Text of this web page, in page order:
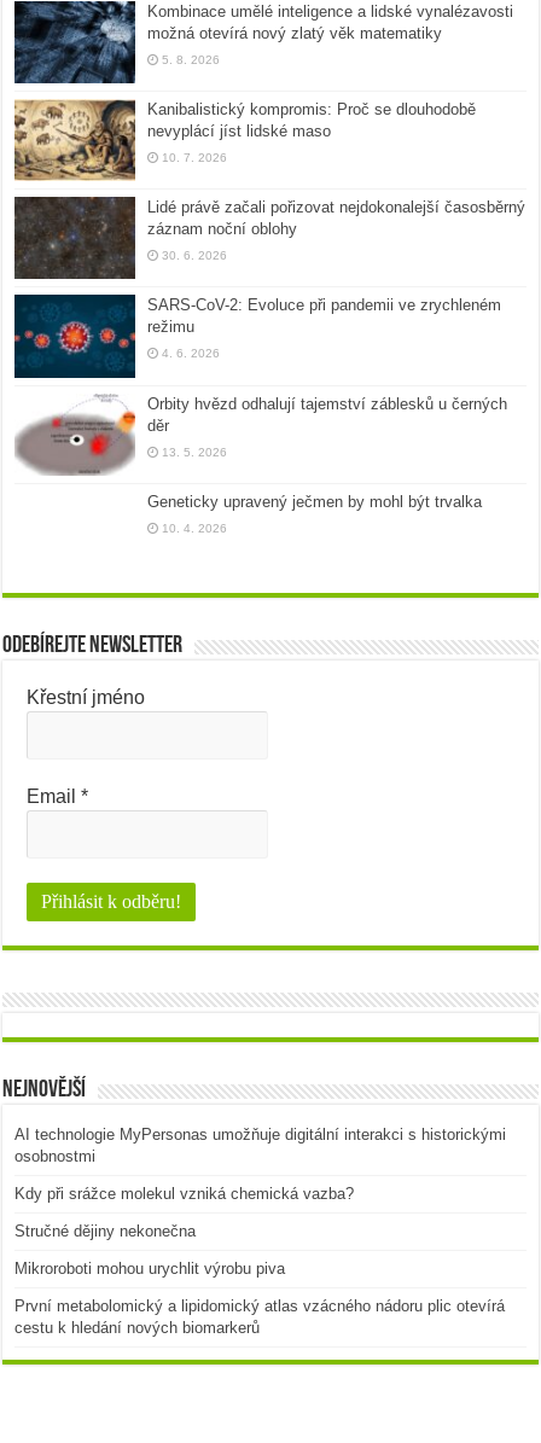
Kombinace umělé inteligence a lidské vynalézavosti
možná otevírá nový zlatý věk matematiky
5. 8. 2026
Kanibalistický kompromis: Proč se dlouhodobě
nevyplácí jíst lidské maso
10. 7. 2026
Lidé právě začali pořizovat nejdokonalejší časosběrný
záznam noční oblohy
30. 6. 2026
SARS-CoV-2: Evoluce při pandemii ve zrychleném
režimu
4. 6. 2026
Orbity hvězd odhalují tajemství záblesků u černých
děr
13. 5. 2026
Geneticky upravený ječmen by mohl být trvalka
10. 4. 2026
Odebírejte newsletter
Křestní jméno
Email*
Nejnovější
AI technologie MyPersonas umožňuje digitální interakci s historickými
osobnostmi
Kdy při srážce molekul vzniká chemická vazba?
Stručné dějiny nekonečna
Mikroroboti mohou urychlit výrobu piva
První metabolomický a lipidomický atlas vzácného nádoru plic otevírá
cestu k hledání nových biomarkerů